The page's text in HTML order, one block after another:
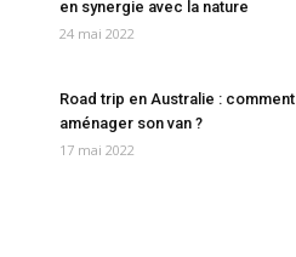
en synergie avec la nature
24 mai 2022
Road trip en Australie : comment
aménager son van ?
17 mai 2022